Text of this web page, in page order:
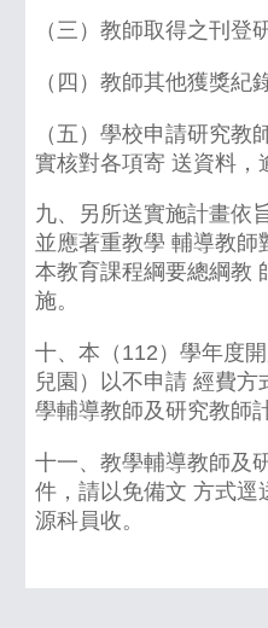
（三）教師取得之刊登
（四）教師其他獲獎紀
（五）學校申請研究教
實核對各項寄 送資料，
九、另所送實施計畫依
並應著重教學 輔導教師
本教育課程綱要總綱教
施。
十、本（112）學年度
兒園）以不申請 經費
學輔導教師及研究教師
十一、教學輔導教師及
件，請以免備文 方式逕
源科員收。